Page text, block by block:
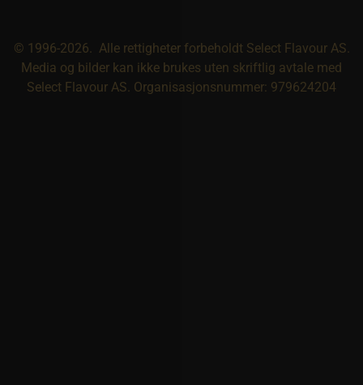
© 1996-2026. Alle rettigheter forbeholdt Select Flavour AS.
Media og bilder kan ikke brukes uten skriftlig avtale med
Select Flavour AS. Organisasjonsnummer: 979624204